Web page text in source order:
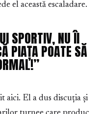
el această escaladare.
SPORTIV, NU ÎI
PIAȚA POATE SĂ
aici. El a dus discuția și